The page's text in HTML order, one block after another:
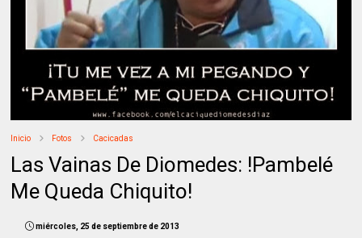
Inicio Fotos Cacicadas
Las Vainas De Diomedes: !Pambelé
Me Queda Chiquito!
miércoles, 25 de septiembre de 2013